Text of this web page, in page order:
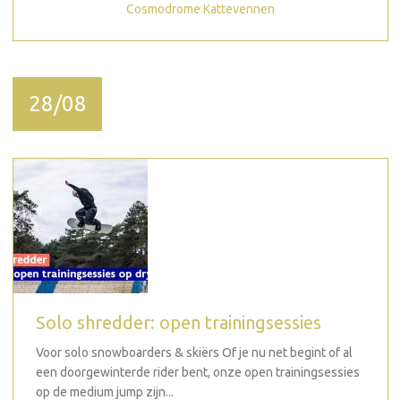
Cosmodrome Kattevennen
28/08
Solo shredder: open trainingsessies
Voor solo snowboarders & skiërs Of je nu net begint of al
een doorgewinterde rider bent, onze open trainingsessies
op de medium jump zijn...